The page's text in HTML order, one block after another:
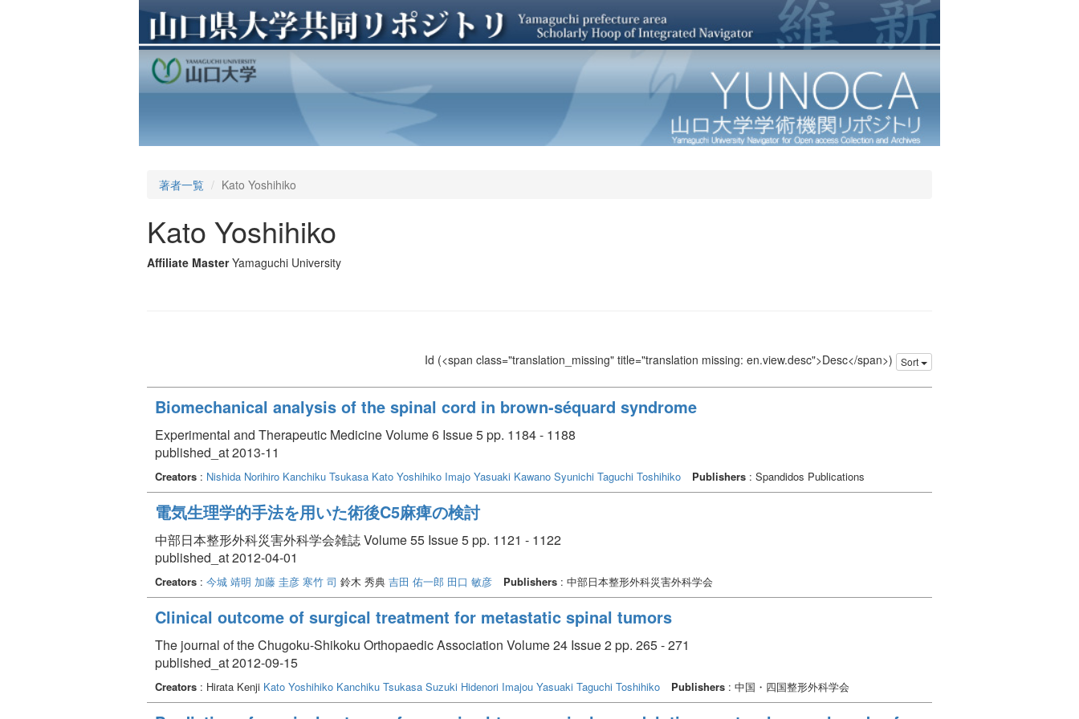
著者一覧 Kato Yoshihiko
Kato Yoshihiko
Affiliate Master Yamaguchi University
Id (<span class="translation_missing" title="translation missing: en.view.desc">Desc</span>) Sort
Biomechanical analysis of the spinal cord in brown-séquard syndrome
Experimental and Therapeutic Medicine Volume 6 Issue 5 pp. 1184 - 1188
published_at 2013-11
Creators : Nishida Norihiro Kanchiku Tsukasa Kato Yoshihiko Imajo Yasuaki Kawano Syunichi Taguchi Toshihiko Publishers : Spandidos Publications
電気生理学的手法を用いた術後C5麻痺の検討
中部日本整形外科災害外科学会雑誌 Volume 55 Issue 5 pp. 1121 - 1122
published_at 2012-04-01
Creators : 今城 靖明 加藤 圭彦 寒竹 司 鈴木 秀典 吉田 佑一郎 田口 敏彦 Publishers : 中部日本整形外科災害外科学会
Clinical outcome of surgical treatment for metastatic spinal tumors
The journal of the Chugoku-Shikoku Orthopaedic Association Volume 24 Issue 2 pp. 265 - 271
published_at 2012-09-15
Creators : Hirata Kenji Kato Yoshihiko Kanchiku Tsukasa Suzuki Hidenori Imajou Yasuaki Taguchi Toshihiko Publishers : 中国・四国整形外科学会